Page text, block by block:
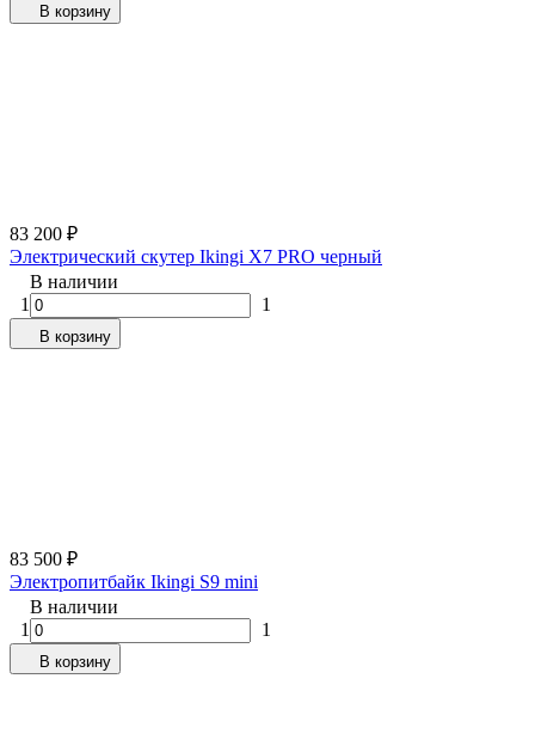
В корзину
83 200 ₽
Электрический скутер Ikingi X7 PRO черный
В наличии
1
1
В корзину
83 500 ₽
Электропитбайк Ikingi S9 mini
В наличии
1
1
В корзину